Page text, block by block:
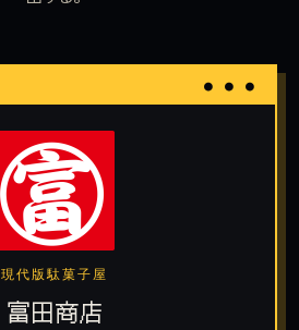
● ● ●
現代版駄菓子屋
富田商店